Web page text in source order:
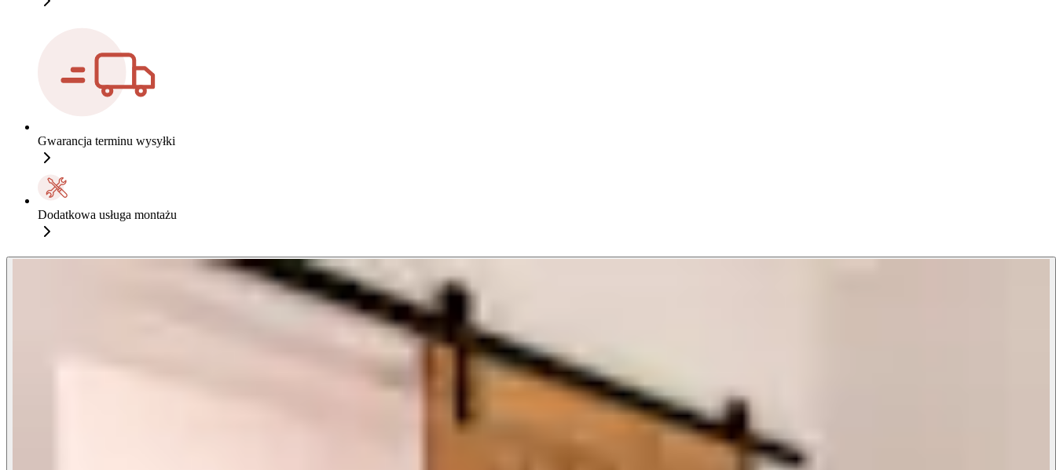
Gwarancja terminu wysyłki
Dodatkowa usługa montażu